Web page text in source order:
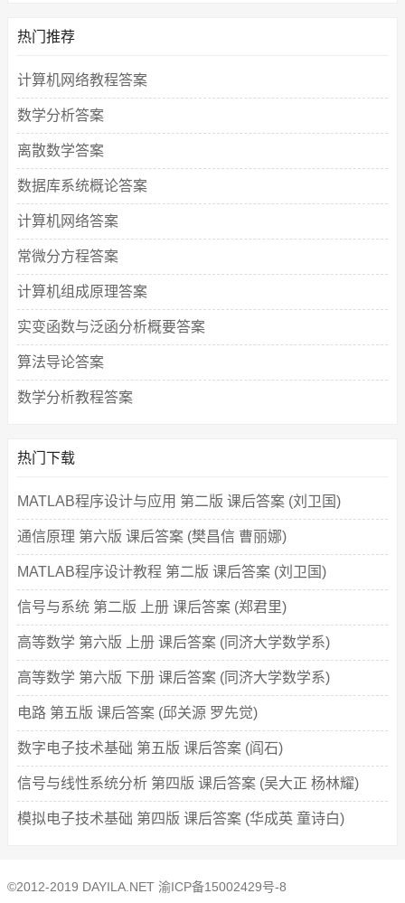
热门推荐
计算机网络教程答案
数学分析答案
离散数学答案
数据库系统概论答案
计算机网络答案
常微分方程答案
计算机组成原理答案
实变函数与泛函分析概要答案
算法导论答案
数学分析教程答案
热门下载
MATLAB程序设计与应用 第二版 课后答案 (刘卫国)
通信原理 第六版 课后答案 (樊昌信 曹丽娜)
MATLAB程序设计教程 第二版 课后答案 (刘卫国)
信号与系统 第二版 上册 课后答案 (郑君里)
高等数学 第六版 上册 课后答案 (同济大学数学系)
高等数学 第六版 下册 课后答案 (同济大学数学系)
电路 第五版 课后答案 (邱关源 罗先觉)
数字电子技术基础 第五版 课后答案 (阎石)
信号与线性系统分析 第四版 课后答案 (吴大正 杨林耀)
模拟电子技术基础 第四版 课后答案 (华成英 童诗白)
©2012-2019 DAYILA.NET 渝ICP备15002429号-8